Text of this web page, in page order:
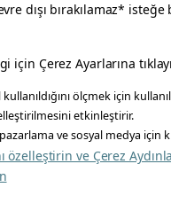
pinterestyoutube
Güvenliği Politikası
Seçin
siparişlerinizde size
için lütfen konumuzu seçin.
dışı bırakılamaz* isteğe
için Çerez Ayarlarına
ölçmek için
etkinleştirir.
pazarlama ve sosyal medya için
özelleştirin ve Çerez